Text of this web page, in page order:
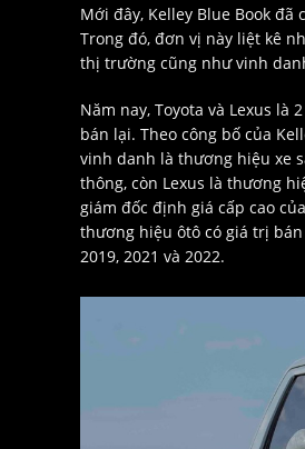
Mới đây, Kelley Blue Book
Trong đó, đơn vị này liệt kê
thị trường cũng như vinh
Năm nay, Toyota và Lexus
bán lại. Theo công bố của
vinh danh là thương hiệu xe
thông, còn Lexus là thương
giám đốc định giá cấp cao
thương hiệu ôtô có giá trị
2019, 2021 và 2022.